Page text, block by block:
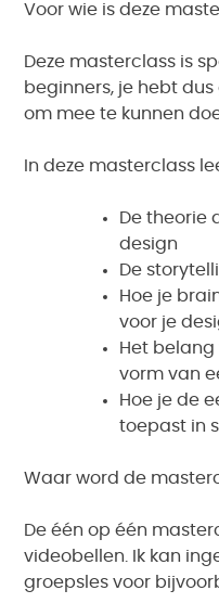
Voor wie is deze
Deze masterclass is
beginners, je hebt
om mee te kunnen
In deze masterclass
De theorie
design
De
Hoe je
voor je
Het
vorm van
Hoe je de
toepast in
Waar word de
De één op één
videobellen. Ik kan
groepsles voor